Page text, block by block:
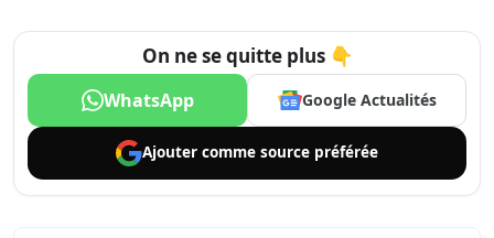
On ne se quitte plus 👇
WhatsApp Google Actualités
Ajouter comme source préférée